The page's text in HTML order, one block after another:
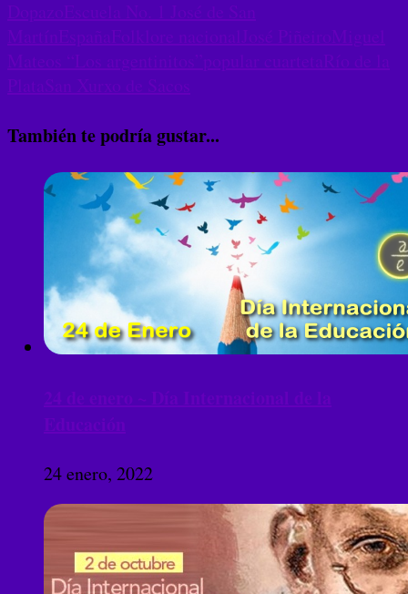
También te podría gustar...
24 enero, 2022